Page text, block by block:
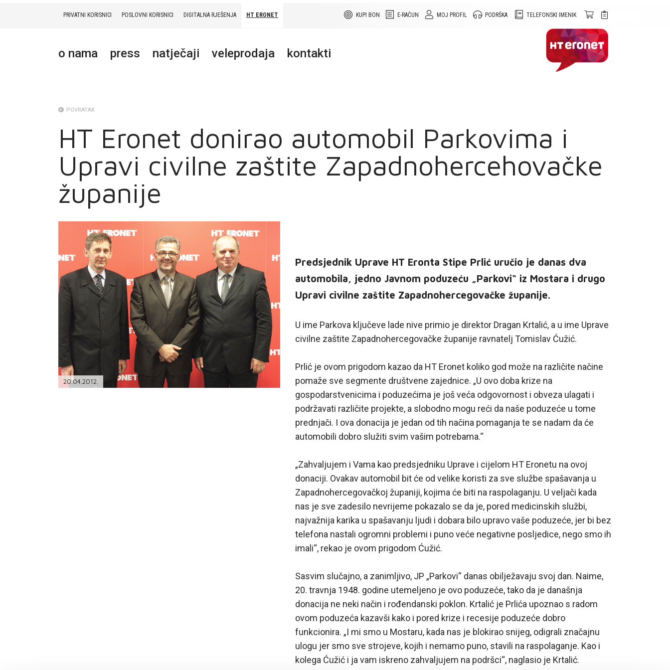
TELEFONSKI IMENIK
PODRŠKA
MOJ PROFIL
E-RAČUN
KUPI BON
PRIVATNI KORISNICI POSLOVNI KORISNICI DIGITALNA RJEŠENJA HT ERONET
o nama press natječaji veleprodaja kontakti
TELEFONSKI IMENIK
POVRATAK
HT Eronet donirao automobil Parkovima i
Upravi civilne zaštite Zapadnohercehovačke
županije
20.04.2012.
Predsjednik Uprave HT Eronta Stipe Prlić uručio je danas dva
automobila, jedno Javnom poduzeću „Parkovi“ iz Mostara i drugo
Upravi civilne zaštite Zapadnohercegovačke županije.
U ime Parkova ključeve lade nive primio je direktor Dragan Krtalić, a u ime Uprave
civilne zaštite Zapadnohercegovačke županije ravnatelj Tomislav Ćužić.
Prlić je ovom prigodom kazao da HT Eronet koliko god može na različite načine
pomaže sve segmente društvene zajednice. „U ovo doba krize na
gospodarstvenicima i poduzećima je još veća odgovornost i obveza ulagati i
podržavati različite projekte, a slobodno mogu reći da naše poduzeće u tome
prednjači. I ova donacija je jedan od tih načina pomaganja te se nadam da će
automobili dobro služiti svim vašim potrebama.“
„Zahvaljujem i Vama kao predsjedniku Uprave i cijelom HT Eronetu na ovoj
donaciji. Ovakav automobil bit će od velike koristi za sve službe spašavanja u
Zapadnohercegovačkoj županiji, kojima će biti na raspolaganju. U veljači kada
nas je sve zadesilo nevrijeme pokazalo se da je, pored medicinskih službi,
najvažnija karika u spašavanju ljudi i dobara bilo upravo vaše poduzeće, jer bi bez
telefona nastali ogromni problemi i puno veće negativne posljedice, nego smo ih
imali“, rekao je ovom prigodom Ćužić.
Sasvim slučajno, a zanimljivo, JP „Parkovi“ danas obilježavaju svoj dan. Naime,
20. travnja 1948. godine utemeljeno je ovo poduzeće, tako da je današnja
donacija ne neki način i rođendanski poklon. Krtalić je Prlića upoznao s radom
ovom poduzeća kazavši kako i pored krize i recesije poduzeće dobro
funkcionira. „I mi smo u Mostaru, kada nas je blokirao snijeg, odigrali značajnu
ulogu jer smo sve strojeve, kojih i nemamo puno, stavili na raspolaganje. Kao i
kolega Ćužić i ja vam iskreno zahvaljujem na podršci“, naglasio je Krtalić.